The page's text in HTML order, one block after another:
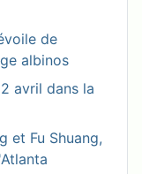
de
albinos
avril dans la
et Fu Shuang,